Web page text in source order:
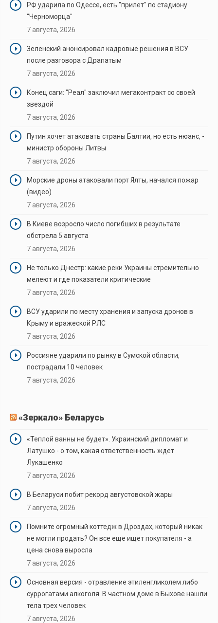
РФ ударила по Одессе, есть "прилет" по стадиону
"Черноморца"
7 августа, 2026
Зеленский анонсировал кадровые решения в ВСУ
после разговора с Драпатым
7 августа, 2026
Конец саги: "Реал" заключил мегаконтракт со своей
звездой
7 августа, 2026
Путин хочет атаковать страны Балтии, но есть нюанс, -
министр обороны Литвы
7 августа, 2026
Морские дроны атаковали порт Ялты, начался пожар
(видео)
7 августа, 2026
В Киеве возросло число погибших в результате
обстрела 5 августа
7 августа, 2026
Не только Днестр: какие реки Украины стремительно
мелеют и где показатели критические
7 августа, 2026
ВСУ ударили по месту хранения и запуска дронов в
Крыму и вражеской РЛС
7 августа, 2026
Россияне ударили по рынку в Сумской области,
пострадали 10 человек
7 августа, 2026
«Зеркало» Беларусь
«Теплой ванны не будет». Украинский дипломат и
Латушко - о том, какая ответственность ждет
Лукашенко
7 августа, 2026
В Беларуси побит рекорд августовской жары
7 августа, 2026
Помните огромный коттедж в Дроздах, который никак
не могли продать? Он все еще ищет покупателя - а
цена снова выросла
7 августа, 2026
Основная версия - отравление этиленгликолем либо
суррогатами алкоголя. В частном доме в Быхове нашли
тела трех человек
7 августа, 2026